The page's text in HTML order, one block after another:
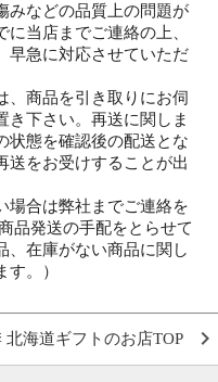
みなどの品質上の問題が
当店までご連絡の上、
早急に対応させていただ
、商品を引き取りにお伺
き下さい。再送に関しま
状態を確認後の配送とな
送をお受けすることが出
場合は弊社までご連絡を
品発送の手配をとらせて
、在庫がない商品に関し
。）
海道ギフトのお店TOP